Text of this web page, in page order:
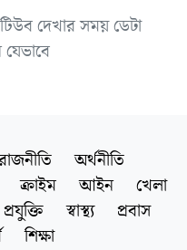
দেখার সময় ডেটা
অর্থনীতি
ক্রাইম আইন
খেলা
প্রযুক্তি স্বাস্থ্য
প্রবাস
শিক্ষা